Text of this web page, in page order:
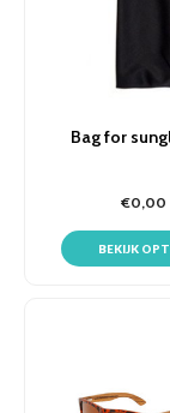
Bag for
€0,00
BEKIJK